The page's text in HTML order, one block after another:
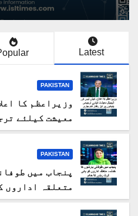
Latest
PAKISTAN
وزیراعظم کا
معیشت کیلئے
رفتار کام جاری
PAKISTAN
پنجاب میں
متعلقہ اداروں
حکم